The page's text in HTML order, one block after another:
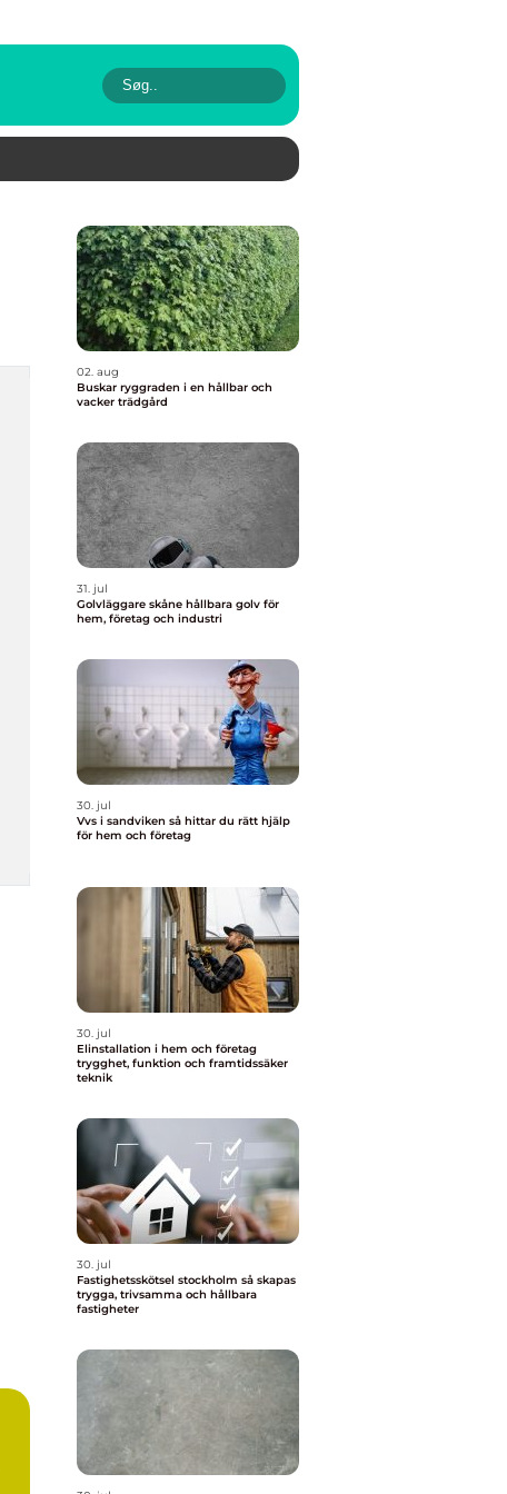
02. aug
Buskar ryggraden i en hållbar och
vacker trädgård
31. jul
Golvläggare skåne hållbara golv för
hem, företag och industri
30. jul
Vvs i sandviken så hittar du rätt hjälp
för hem och företag
30. jul
Elinstallation i hem och företag
trygghet, funktion och framtidssäker
teknik
30. jul
Fastighetsskötsel stockholm så skapas
trygga, trivsamma och hållbara
fastigheter